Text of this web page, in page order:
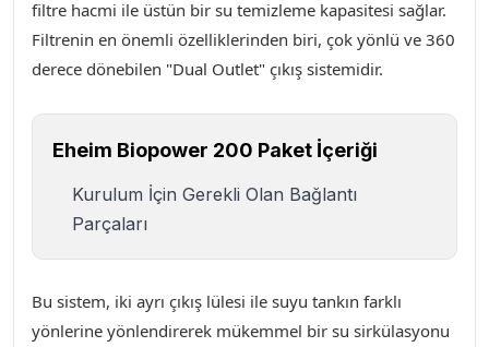
filtre hacmi ile üstün bir su temizleme kapasitesi sağlar.
Filtrenin en önemli özelliklerinden biri, çok yönlü ve 360
derece dönebilen "Dual Outlet" çıkış sistemidir.
Eheim Biopower 200 Paket İçeriği
Kurulum İçin Gerekli Olan Bağlantı
Parçaları
Bu sistem, iki ayrı çıkış lülesi ile suyu tankın farklı
yönlerine yönlendirerek mükemmel bir su sirkülasyonu